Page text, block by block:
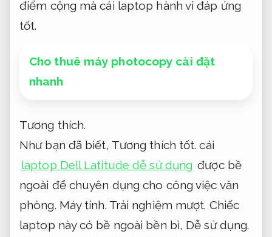
điểm cộng mà cái laptop hành vi đáp ứng
tốt.
Cho thuê máy photocopy cài đặt
nhanh
Tương thích.
Như bạn đã biết, Tương thích tốt. cái
laptop Dell Latitude dễ sử dụng được bề
ngoài để chuyên dụng cho công việc văn
phòng. Máy tính. Trải nghiệm mượt. Chiếc
laptop này có bề ngoài bền bỉ, Dễ sử dụng.